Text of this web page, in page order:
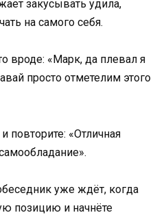
закусывать удила,
на самого себя.
вроде: «Марк, да плевал я
просто отметелим этого
повторите: «Отличная
уже ждёт, когда
позицию и начнёте